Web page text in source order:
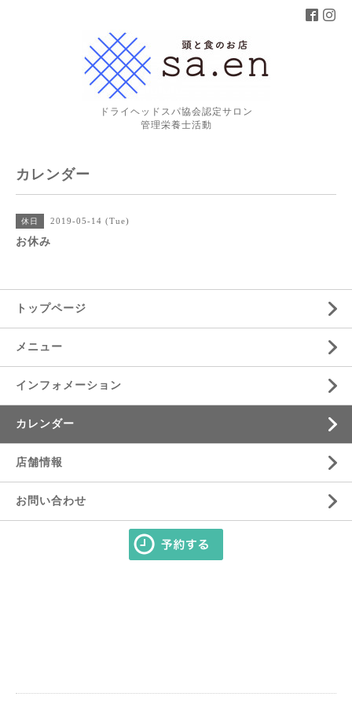
ドライヘッドスパ協会認定サロン
管理栄養士活動
カレンダー
休日 2019-05-14 (Tue)
お休み
トップページ
メニュー
インフォメーション
カレンダー
店舗情報
お問い合わせ